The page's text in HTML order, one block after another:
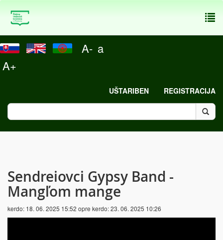
A- a
A+
UŠTARIBEN REGISTRACIJA
Sendreiovci Gypsy Band -
Mangľom mange
kerdo: 18. 06. 2025 15:52 opre kerdo:23. 06. 2025 10:26